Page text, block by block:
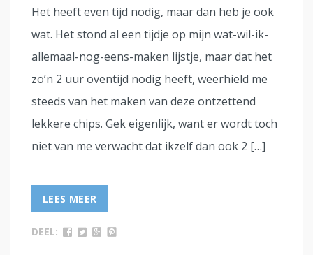
Het heeft even tijd nodig, maar dan heb je ook
wat. Het stond al een tijdje op mijn wat-wil-ik-
allemaal-nog-eens-maken lijstje, maar dat het
zo’n 2 uur oventijd nodig heeft, weerhield me
steeds van het maken van deze ontzettend
lekkere chips. Gek eigenlijk, want er wordt toch
niet van me verwacht dat ikzelf dan ook 2 […]
LEES MEER
DEEL: